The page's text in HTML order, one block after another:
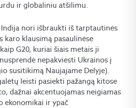
ir globaliniu atšilimu.
Indija nori išbraukti iš tarptautinės
karo klausimą pasaulinėse
G20, kuriai šiais metais ji
nepakviesti Ukrainos į
susitikimą Naujajame Delyje).
leisti pasiekti pažangą kitose
dažnai akcentuojamas neigiamas
ekonomikai ir ypač